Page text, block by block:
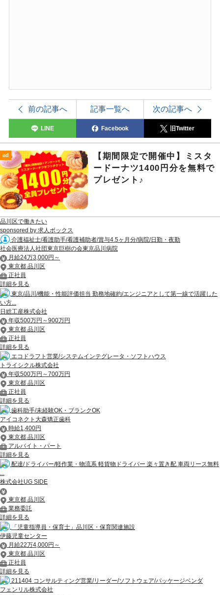
前の記事へ 記事一覧へ 次の記事へ
LINE Facebook 旧Twitter
ad
【期間限定で開催中】ミスタ
ードーナツ1400円分を無料で
プレゼント♪
品川区で働きたい
sponsored by 求人ボックス
介護福祉士/看護助手/看護補助者/賞与4.5ヶ月分/病院/日勤・夜勤
社会医療法人社団東京巨樹の会東京品川病院
月給24万3,000円～
東京都 品川区
正社員
詳細を見る
東京/品川/機能・性能評価担当 勤務地確約/エンジニアとして第一線で活躍した
い方...
日総工産株式会社
年収500万円～900万円
東京都 品川区
正社員
詳細を見る
エコドラフト営業/システムインテグレータ・ソフトハウス
トライシクル株式会社
年収500万円～700万円
東京都 品川区
正社員
詳細を見る
歯科助手/未経験OK・ブランクOK
アイコネクト大森矯正歯科
時給1,400円
東京都 品川区
アルバイト・パート
詳細を見る
配達/ドライバー/軽作業・物流系 軽貨物ドライバー 楽々置き配 車両リース無料
...
株式会社UG SIDE
東京都 品川区
業務委託
詳細を見る
「児童指導員・保育士」品川区・保育関連施設
伊藤児童センター
月給22万4,000円～
東京都 品川区
正社員
詳細を見る
211404 コンサルティング営業/リーダー/ソフトウェア/パッケージベンダ
フェンリル株式会社